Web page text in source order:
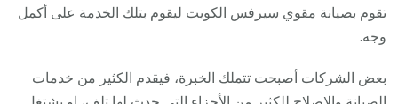
تقوم بصيانة مقوي سيرفس الكويت ليقوم بتلك الخدمة على أكمل
وجه.
بعض الشركات أصبحت تتملك الخبرة، فيقدم الكثير من خدمات